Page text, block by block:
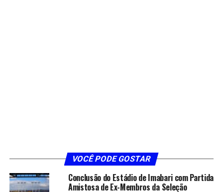
VOCÊ PODE GOSTAR
Conclusão do Estádio de Imabari com Partida
Amistosa de Ex-Membros da Seleção